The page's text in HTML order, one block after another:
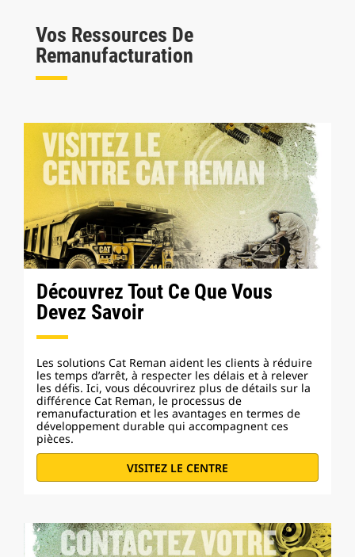
Vos Ressources De
Remanufacturation
Découvrez Tout Ce Que Vous
Devez Savoir
Les solutions Cat Reman aident les clients à réduire
les temps d’arrêt, à respecter les délais et à relever
les défis. Ici, vous découvrirez plus de détails sur la
différence Cat Reman, le processus de
remanufacturation et les avantages en termes de
développement durable qui accompagnent ces
pièces.
VISITEZ LE CENTRE